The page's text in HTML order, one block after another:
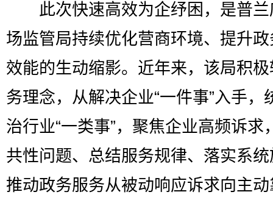
此次快速高效为企纾困，是普兰
场监管局持续优化营商环境、提升
效能的生动缩影。近年来，该局积
务理念，从解决企业“一件事”入手，
治行业“一类事”，聚焦企业高频诉求
共性问题、总结服务规律、落实系
推动政务服务从被动响应诉求向主